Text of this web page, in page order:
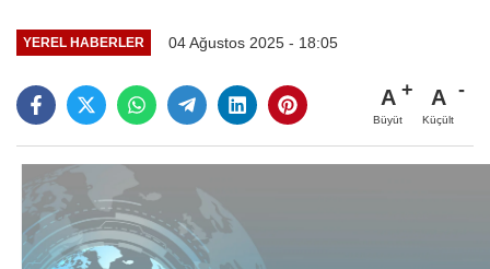
YEREL HABERLER 04 Ağustos 2025 - 18:05
A
Büyüt
A
Küçült